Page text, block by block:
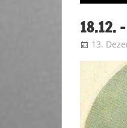
18.12.
13.